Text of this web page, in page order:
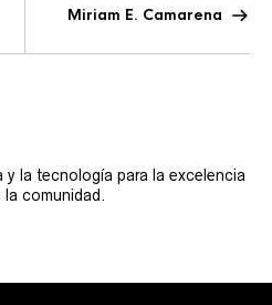
Miriam E. Camarena
y la tecnología para la excelencia
comunidad.